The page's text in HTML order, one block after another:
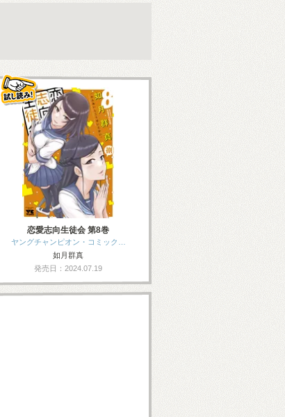
恋愛志向生徒会 第8巻
ヤングチャンピオン・コミック…
如月群真
発売日：2024.07.19